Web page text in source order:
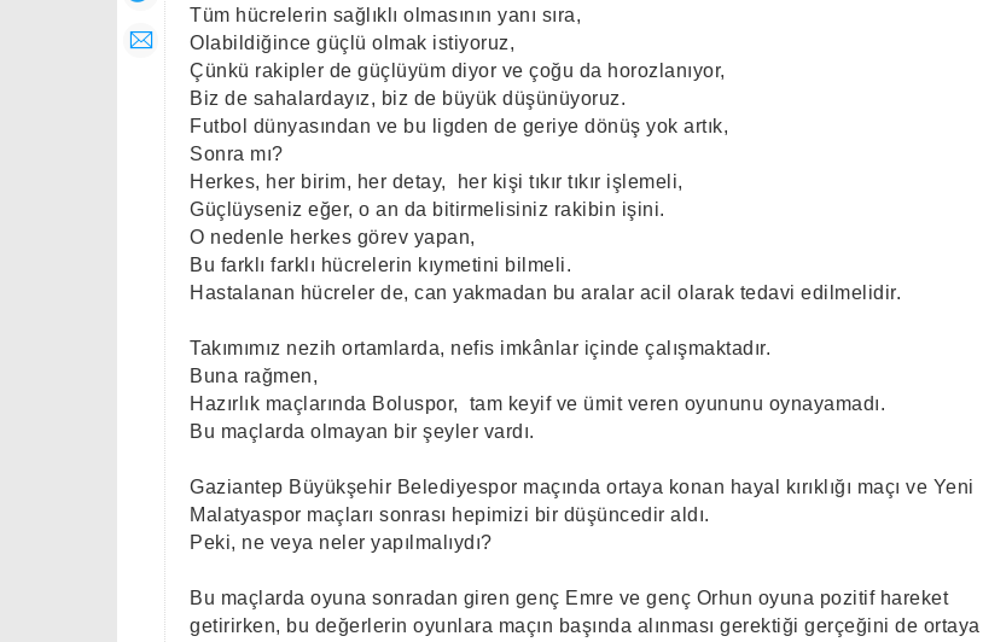
Tüm hücrelerin sağlıklı olmasının yanı sıra,
Olabildiğince güçlü olmak istiyoruz,
Çünkü rakipler de güçlüyüm diyor ve çoğu da horozlanıyor,
Biz de sahalardayız, biz de büyük düşünüyoruz.
Futbol dünyasından ve bu ligden de geriye dönüş yok artık,
Sonra mı?
Herkes, her birim, her detay,
her kişi tıkır tıkır işlemeli,
Güçlüyseniz eğer, o an da bitirmelisiniz rakibin işini.
O nedenle herkes görev yapan,
Bu farklı farklı hücrelerin kıymetini bilmeli.
Hastalanan hücreler de, can yakmadan bu aralar acil olarak tedavi edilmelidir.
Takımımız nezih ortamlarda, nefis imkânlar içinde çalışmaktadır.
Buna rağmen,
Hazırlık maçlarında Boluspor,
tam keyif ve ümit veren oyununu oynayamadı.
Bu maçlarda olmayan bir şeyler vardı.
Gaziantep Büyükşehir Belediyespor maçında ortaya konan hayal kırıklığı maçı ve Yeni
Malatyaspor maçları sonrası hepimizi bir düşüncedir aldı.
Peki, ne veya neler yapılmalıydı?
Bu maçlarda oyuna sonradan giren genç Emre ve genç Orhun oyuna pozitif hareket
getirirken, bu değerlerin oyunlara maçın başında alınması gerektiği gerçeğini de ortaya